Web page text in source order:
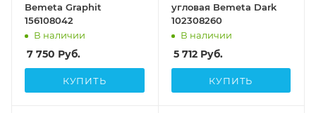
Bemeta Graphit
156108042
В наличии
7 750 Руб.
КУПИТЬ
угловая Bemeta Dark
102308260
В наличии
5 712Руб.
КУПИТЬ